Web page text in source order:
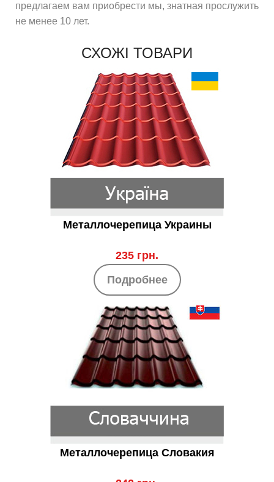
предлагаем вам приобрести мы, знатная прослужить
не менее 10 лет.
СХОЖІ ТОВАРИ
Металлочерепица Украины
235 грн.
Подробнее
Металлочерепица Словакия